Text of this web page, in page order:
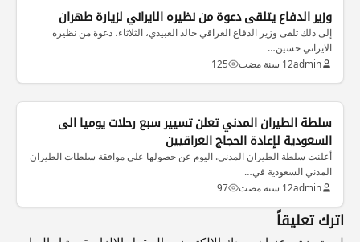
وزير الدفاع يتلقى دعوة من نظيره الايراني لزيارة طهران
إلى ذلك تلقى وزير الدفاع العراقي خالد العبيدي، الثلاثاء، دعوة من نظيره
الايراني حسين…
admin12 سنة مضت 125
الاخبار العراقية
سلطة الطيران المدني تعلن تسيير سبع رحلات يوميا الى
السعودية لإعادة الحجاج العراقيين
أعلنت سلطة الطيران المدني. اليوم عن حصولها على موافقة سلطات الطيران
المدني السعودية في…
admin12 سنة مضت 97
اترك تعليقاً